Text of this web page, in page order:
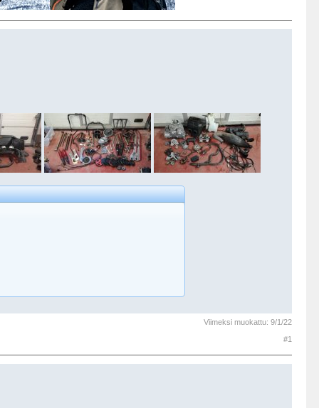
Viimeksi muokattu: 9/1/22
#1